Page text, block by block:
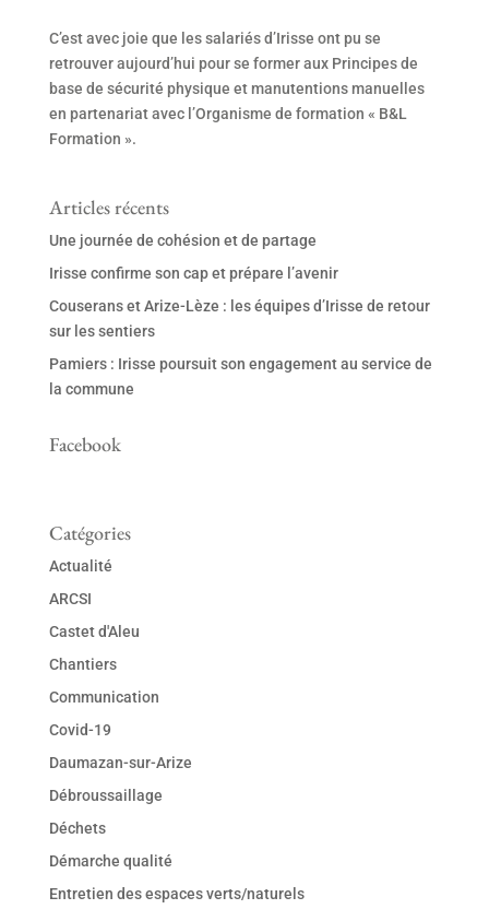
C’est avec joie que les salariés d’Irisse ont pu se
retrouver aujourd’hui pour se former aux Principes de
base de sécurité physique et manutentions manuelles
en partenariat avec l’Organisme de formation « B&L
Formation ».
Articles récents
Une journée de cohésion et de partage
Irisse confirme son cap et prépare l’avenir
Couserans et Arize-Lèze : les équipes d’Irisse de retour
sur les sentiers
Pamiers : Irisse poursuit son engagement au service de
la commune
Facebook
Catégories
Actualité
ARCSI
Castet d'Aleu
Chantiers
Communication
Covid-19
Daumazan-sur-Arize
Débroussaillage
Déchets
Démarche qualité
Entretien des espaces verts/naturels